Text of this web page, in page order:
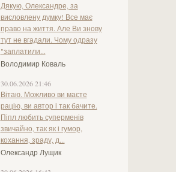
Дякую, Олександре, за
висловлену думку! Все має
право на життя. Але Ви знову
тут не вгадали. Чому одразу
"заплатили...
Володимир Коваль
30.06.2026 21:46
Вітаю. Можливо ви маєте
рацію, ви автор і так бачите.
Піпл любить суперменів
звичайно, так як і гумор,
кохання, зраду, д...
Олександр Лущик